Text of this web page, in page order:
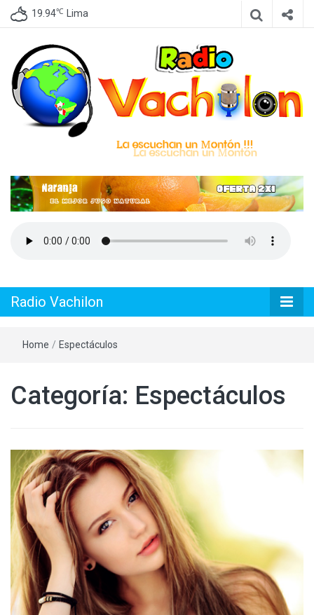
19.94℃ Lima
Radio
Vachilon
Radio Vachilon
Home / Espectáculos
Categoría: Espectáculos